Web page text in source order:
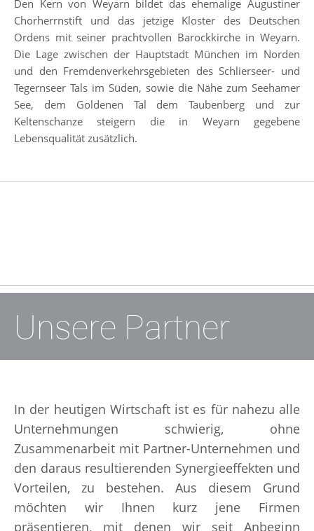
Den Kern von Weyarn bildet das ehemalige Augustiner
Chorherrnstift und das jetzige Kloster des Deutschen
Ordens mit seiner prachtvollen Barockkirche in Weyarn.
Die Lage zwischen der Hauptstadt München im Norden
und den Fremdenverkehrsgebieten des Schlierseer- und
Tegernseer Tals im Süden, sowie die Nähe zum Seehamer
See, dem Goldenen Tal dem Taubenberg und zur
Keltenschanze steigern die in Weyarn gegebene
Lebensqualität zusätzlich.
Unsere Partner
In der heutigen Wirtschaft ist es für nahezu alle
Unternehmungen schwierig, ohne
Zusammenarbeit mit Partner-Unternehmen und
den daraus resultierenden Synergieeffekten und
Vorteilen, zu bestehen. Aus diesem Grund
möchten wir Ihnen kurz jene Firmen
präsentieren, mit denen wir seit Anbeginn